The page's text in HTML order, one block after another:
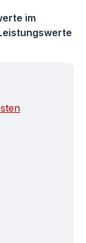
im